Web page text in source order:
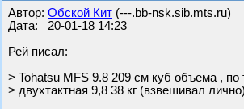
Автор: Обской Кит (---.bb-nsk.sib.mts.ru)
Дата: 20-01-18 14:23
Рей писал:
> Tohatsu MFS 9.8 209 см куб объема , по
> двухтактная 9,8 38 кг (взвешивал